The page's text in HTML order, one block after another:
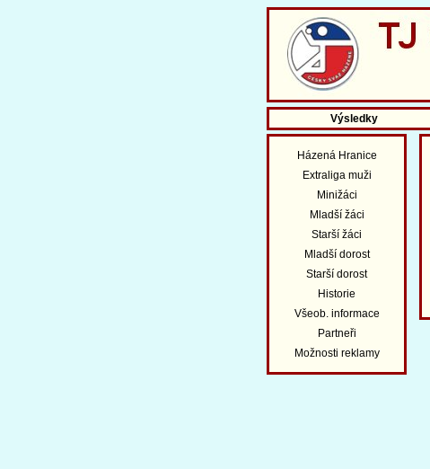
Výsledky
Házená Hranice
Extraliga muži
Minižáci
Mladší žáci
Starší žáci
Mladší dorost
Starší dorost
Historie
Všeob. informace
Partneři
Možnosti reklamy